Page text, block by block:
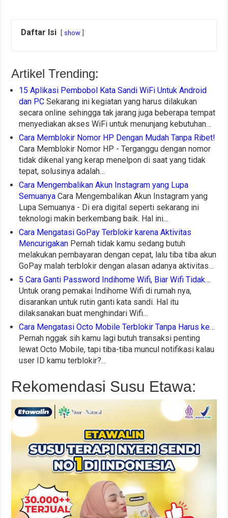
Daftar Isi show
Artikel Trending:
15 Aplikasi Pembobol Kata Sandi WiFi Untuk Android
dan PC Sekarang ini kegiatan yang harus dilakukan
secara online sehingga tak jarang juga beberapa tempat
menyediakan akses WiFi untuk menunjang kebutuhan…
Cara Memblokir Nomor HP Dengan Mudah Tanpa Ribet!
Cara Memblokir Nomor HP - Terganggu dengan nomor
tidak dikenal yang kerap menelpon di saat yang tidak
tepat, solusinya adalah…
Cara Mengembalikan Akun Instagram yang Lupa
Semuanya Cara Mengembalikan Akun Instagram yang
Lupa Semuanya - Di era digital seperti sekarang ini
teknologi makin berkembang baik. Hal ini…
Cara Mengatasi GoPay Terblokir karena Aktivitas
Mencurigakan Pernah tidak kamu sedang butuh
melakukan pembayaran dengan cepat, lalu tiba tiba akun
GoPay malah terblokir dengan alasan adanya aktivitas…
5 Cara Ganti Password Indihome Wifi, Biar Wifi Tidak…
Untuk orang pemakai Indihome Wifi di rumah nya,
disarankan untuk rutin ganti kata sandi. Hal itu
dilaksanakan buat menghindari Wifi…
Cara Mengatasi Octo Mobile Terblokir Tanpa Harus ke…
Pernah nggak sih kamu lagi butuh transaksi penting
lewat Octo Mobile, tapi tiba-tiba muncul notifikasi kalau
user ID kamu terblokir?…
Rekomendasi Susu Etawa: